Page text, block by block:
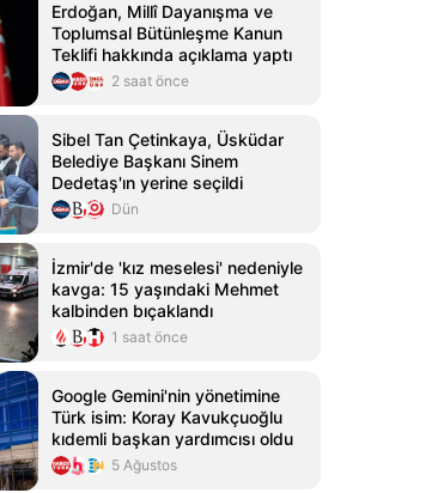
Erdoğan, Millî Dayanışma ve
Toplumsal Bütünleşme Kanun
Teklifi hakkında açıklama yaptı
2 saat önce
Sibel Tan Çetinkaya, Üsküdar
Belediye Başkanı Sinem
Dedetaş'ın yerine seçildi
Dün
İzmir'de 'kız meselesi' nedeniyle
kavga: 15 yaşındaki Mehmet
kalbinden bıçaklandı
1 saat önce
Google Gemini'nin yönetimine
Türk isim: Koray Kavukçuoğlu
kıdemli başkan yardımcısı oldu
5 Ağustos